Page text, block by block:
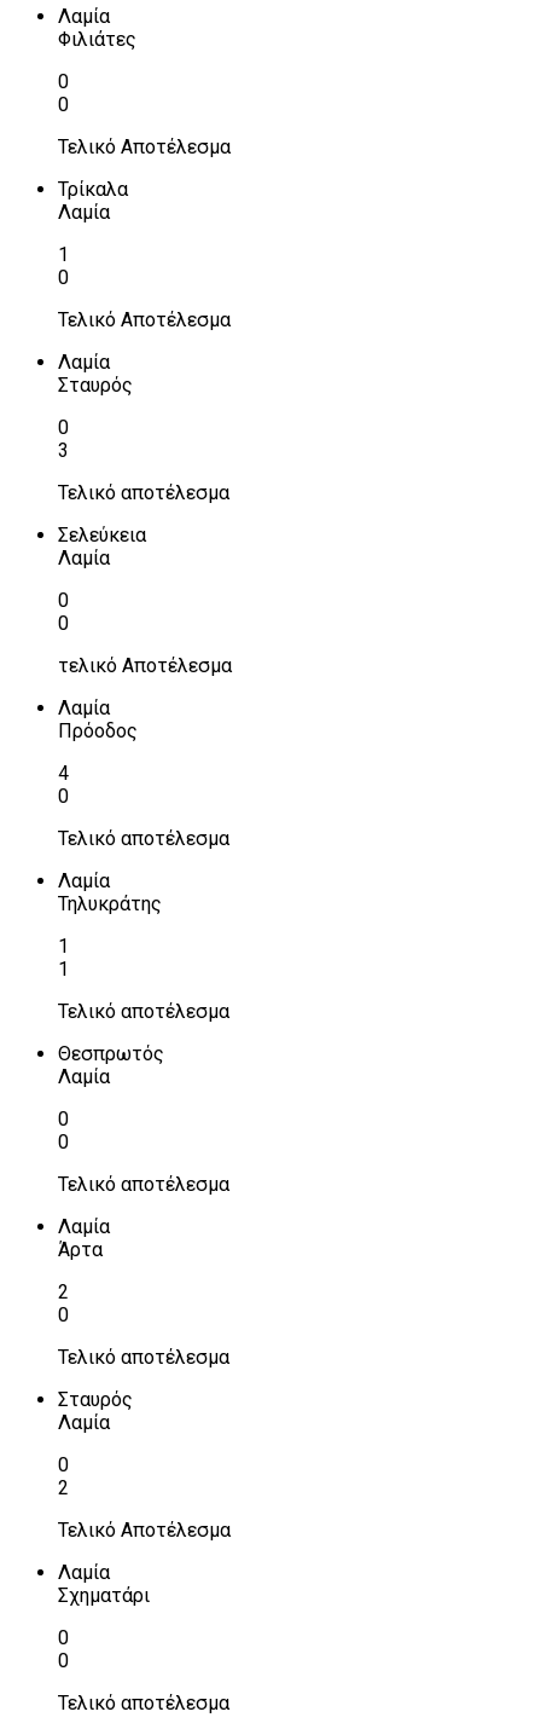
Λαμία
Φιλιάτες
0
0
Τελικό Αποτέλεσμα
Τρίκαλα
Λαμία
1
0
Τελικό Αποτέλεσμα
Λαμία
Σταυρός
0
3
Τελικό αποτέλεσμα
Σελεύκεια
Λαμία
0
0
τελικό Αποτέλεσμα
Λαμία
Πρόοδος
4
0
Τελικό αποτέλεσμα
Λαμία
Τηλυκράτης
1
1
Τελικό αποτέλεσμα
Θεσπρωτός
Λαμία
0
0
Τελικό αποτέλεσμα
Λαμία
Άρτα
2
0
Τελικό αποτέλεσμα
Σταυρός
Λαμία
0
2
Τελικό Αποτέλεσμα
Λαμία
Σχηματάρι
0
0
Τελικό αποτέλεσμα